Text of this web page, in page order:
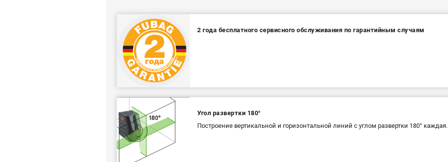
2 года бесплатного сервисного обслуживания по гарантийным случаям
Угол развертки 180°
Построение вертикальной и горизонтальной линий с углом развертки 180° каждая.